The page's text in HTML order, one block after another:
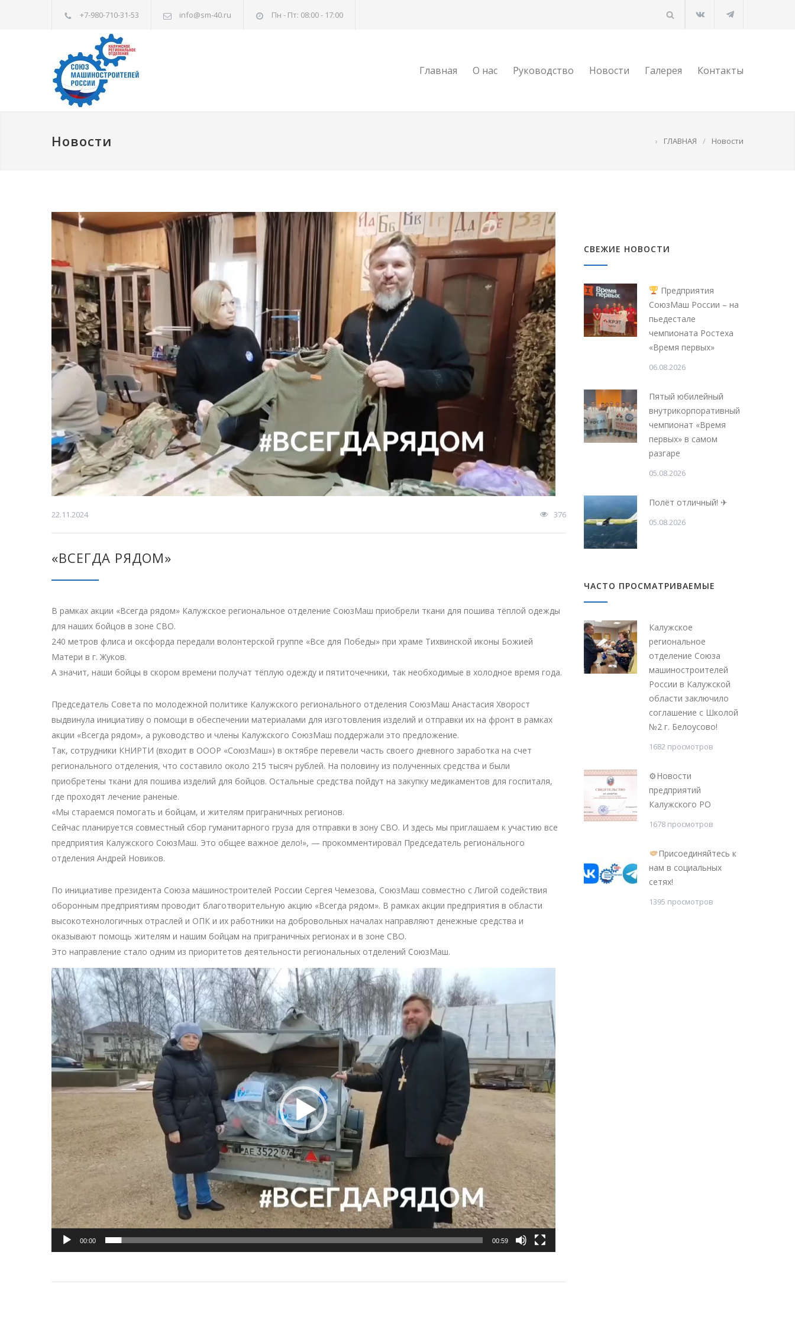
+7-980-710-31-53 info@sm-40.ru Пн - Пт: 08:00 - 17:00
Главная О нас Руководство Новости Галерея Контакты
Новости › ГЛАВНАЯ / Новости
22.11.2024 376
«ВСЕГДА РЯДОМ»
В рамках акции «Всегда рядом» Калужское региональное отделение СоюзМаш приобрели ткани для пошива тёплой одежды
для наших бойцов в зоне СВО.
240 метров флиса и оксфорда передали волонтерской группе «Все для Победы» при храме Тихвинской иконы Божией
Матери в г. Жуков.
А значит, наши бойцы в скором времени получат тёплую одежду и пятиточечники, так необходимые в холодное время года.
Председатель Совета по молодежной политике Калужского регионального отделения СоюзМаш Анастасия Хворост
выдвинула инициативу о помощи в обеспечении материалами для изготовления изделий и отправки их на фронт в рамках
акции «Всегда рядом», а руководство и члены Калужского СоюзМаш поддержали это предложение.
Так, сотрудники КНИРТИ (входит в ОООР «СоюзМаш») в октябре перевели часть своего дневного заработка на счет
регионального отделения, что составило около 215 тысяч рублей. На половину из полученных средства и были
приобретены ткани для пошива изделий для бойцов. Остальные средства пойдут на закупку медикаментов для госпиталя,
где проходят лечение раненые.
«Мы стараемся помогать и бойцам, и жителям приграничных регионов.
Сейчас планируется совместный сбор гуманитарного груза для отправки в зону СВО. И здесь мы приглашаем к участию все
предприятия Калужского СоюзМаш. Это общее важное дело!», — прокомментировал Председатель регионального
отделения Андрей Новиков.
По инициативе президента Союза машиностроителей России Сергея Чемезова, СоюзМаш совместно с Лигой содействия
оборонным предприятиям проводит благотворительную акцию «Всегда рядом». В рамках акции предприятия в области
высокотехнологичных отраслей и ОПК и их работники на добровольных началах направляют денежные средства и
оказывают помощь жителям и нашим бойцам на приграничных регионах и в зоне СВО.
Это направление стало одним из приоритетов деятельности региональных отделений СоюзМаш.
Видеоплеер
00:00 00:59
СВЕЖИЕ НОВОСТИ
Предприятия
СоюзМаш России – на
пьедестале
чемпионата Ростеха
«Время первых»
06.08.2026
Пятый юбилейный
внутрикорпоративный
чемпионат «Время
первых» в самом
разгаре
05.08.2026
Полёт отличный! ✈
05.08.2026
ЧАСТО ПРОСМАТРИВАЕМЫЕ
Калужское
региональное
отделение Союза
машиностроителей
России в Калужской
области заключило
соглашение с Школой
№2 г. Белоусово!
1682 просмотров
⚙Новости
предприятий
Калужского РО
1678 просмотров
Присоединяйтесь к
нам в социальных
сетях!
1395 просмотров